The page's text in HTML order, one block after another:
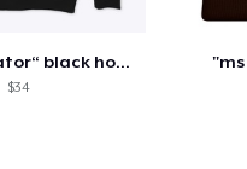
“the originator“ black hoodie
$34